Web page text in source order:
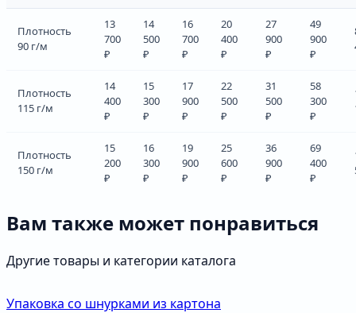
Плотность
90 г/м
13
700
₽
14
500
₽
16
700
₽
20
400
₽
27
900
₽
49
900
₽
Плотность
115 г/м
14
400
₽
15
300
₽
17
900
₽
22
500
₽
31
500
₽
58
300
₽
Плотность
150 г/м
15
200
₽
16
300
₽
19
900
₽
25
600
₽
36
900
₽
69
400
₽
Вам также может понравиться
Другие товары и категории каталога
Упаковка со шнурками из картона